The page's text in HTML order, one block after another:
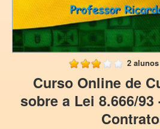
2
Curso Online de
sobre a Lei 8.666/